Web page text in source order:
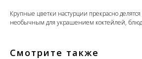
Крупные цветки настурции прекрасно
необычным для украшением коктейлей, блюд
Смотрите также